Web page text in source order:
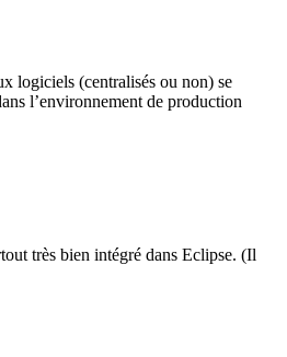
logiciels (centralisés ou non) se
l’environnement de production
très bien intégré dans Eclipse. (Il